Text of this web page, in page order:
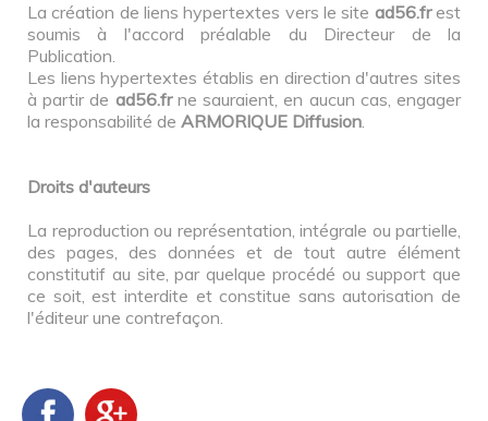
La création de liens hypertextes vers le site ad56.frest
soumis à l'accord préalable du Directeur de la
Publication.
Les liens hypertextes établis en direction d'autres sites
à partir de ad56.frne sauraient, en aucun cas, engager
la responsabilité de ARMORIQUE Diffusion.
Droits d'auteurs
La reproduction ou représentation, intégrale ou partielle,
des pages, des données et de tout autre élément
constitutif au site, par quelque procédé ou support que
ce soit, est interdite et constitue sans autorisation de
l'éditeur une contrefaçon.